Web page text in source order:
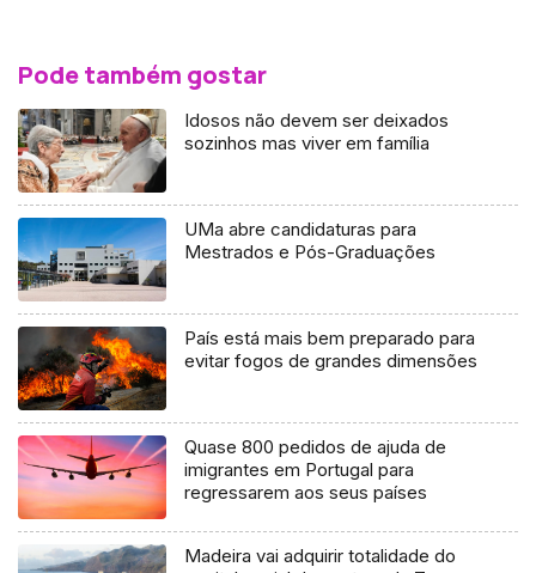
Pode também gostar
Idosos não devem ser deixados
sozinhos mas viver em família
UMa abre candidaturas para
Mestrados e Pós-Graduações
País está mais bem preparado para
evitar fogos de grandes dimensões
Quase 800 pedidos de ajuda de
imigrantes em Portugal para
regressarem aos seus países
Madeira vai adquirir totalidade do